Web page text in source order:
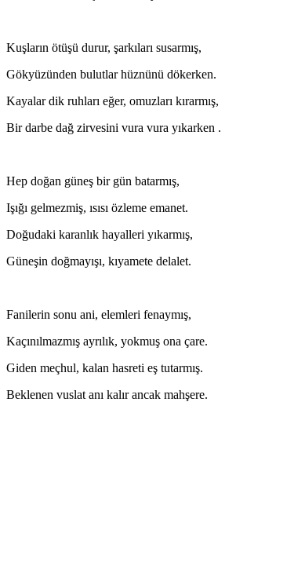
Kuşların ötüşü durur, şarkıları susarmış,
Gökyüzünden bulutlar hüznünü dökerken.
Kayalar dik ruhları eğer, omuzları kırarmış,
Bir darbe dağ zirvesini vura vura yıkarken .
Hep doğan güneş bir gün batarmış,
Işığı gelmezmiş, ısısı özleme emanet.
Doğudaki karanlık hayalleri yıkarmış,
Güneşin doğmayışı, kıyamete delalet.
Fanilerin sonu ani, elemleri fenaymış,
Kaçınılmazmış ayrılık, yokmuş ona çare.
Giden meçhul, kalan hasreti eş tutarmış.
Beklenen vuslat anı kalır ancak mahşere.